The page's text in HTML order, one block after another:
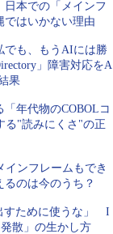
日本での「メインフ
ではいかない理由
でも、もうAIには勝
」障害対応をA
果
年代物のCOBOLコ
る"読みにくさ"の正
ンフレームもでき
るのは今のうち？
すために使うな」 I
散」の生かし方